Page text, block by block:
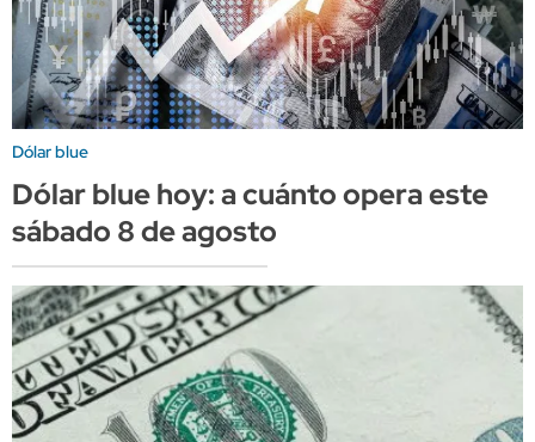
Dólar blue
Dólar blue hoy: a cuánto opera este
sábado 8 de agosto